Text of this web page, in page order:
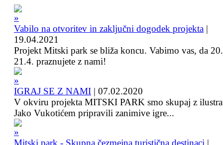
Vabilo na otvoritev in zaključni dogodek projekta |
19.04.2021
Projekt Mitski park se bliža koncu. Vabimo vas, da
21.4. praznujete z nami!
IGRAJ SE Z NAMI | 07.02.2020
V okviru projekta MITSKI PARK smo skupaj z
Jako Vukotićem pripravili zanimive igre...